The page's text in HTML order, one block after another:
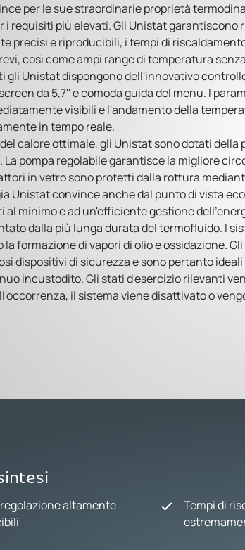
per le sue straordinarie proprietà
i requisiti più elevati. Gli Unistat garantiscono
precisi e riproducibili, i tempi di
così come ampi range di temperatura
gli Unistat dispongono dell'innovativo
da 5,7'' e comoda guida del menu. I
visibili e l'andamento della
in tempo reale.
calore ottimale, gli Unistat sono dotati della
pompa regolabile garantisce la migliore
in vetro sono protetti dalla rottura
Unistat convince anche dal punto di vista
al minimo e ad un'efficiente gestione
dalla più lunga durata del termofluido. I
formazione di vapori di olio e ossidazione.
dispositivi di sicurezza e sono pertanto ideali
incustodito. Gli stati d'esercizio rilevanti
il sistema viene disattivato o
altamente
Tempi di